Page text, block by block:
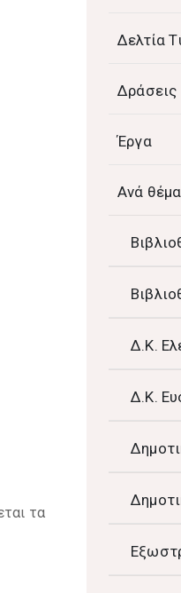
τα
Δελτία
Δράσεις
Έργα
Ανά θέμα
Δ.Κ.
Δ.Κ.